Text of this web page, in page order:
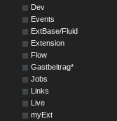
Dev
Events
ExtBase/Fluid
Extension
Flow
Gastbeitrag*
Jobs
Links
Live
myExt